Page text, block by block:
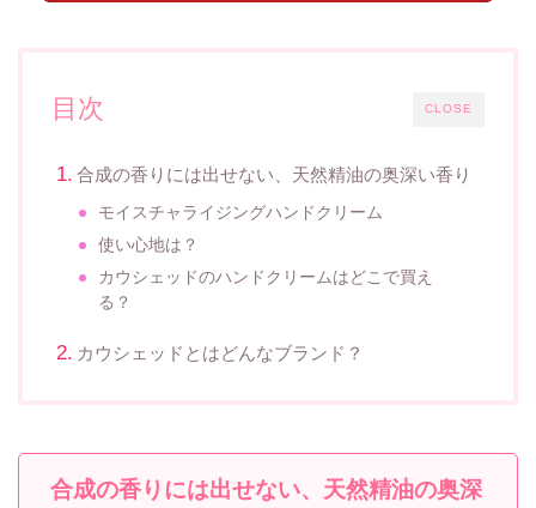
CLOSE
目次
合成の香りには出せない、天然精油の奥深い香り
モイスチャライジングハンドクリーム
使い心地は？
カウシェッドのハンドクリームはどこで買え
る？
カウシェッドとはどんなブランド？
合成の香りには出せない、天然精油の奥深